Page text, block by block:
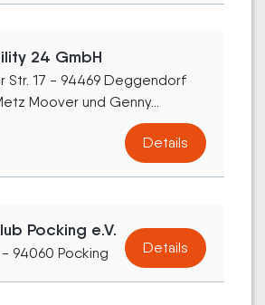
24 GmbH
Str. 17 - 94469 Deggendorf
Moover und Genny...
Details
Pocking e.V.
94060 Pocking Details